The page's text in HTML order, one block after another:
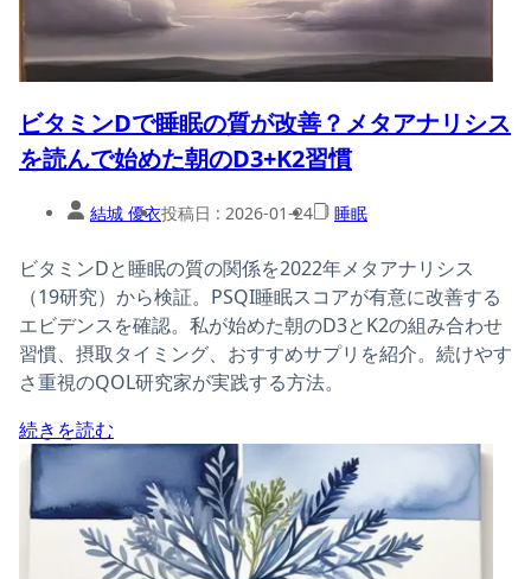
ビタミンDで睡眠の質が改善？メタアナリシス
を読んで始めた朝のD3+K2習慣
結城 優衣投稿日 : 2026-01-24 睡眠
ビタミンDと睡眠の質の関係を2022年メタアナリシス
（19研究）から検証。PSQI睡眠スコアが有意に改善する
エビデンスを確認。私が始めた朝のD3とK2の組み合わせ
習慣、摂取タイミング、おすすめサプリを紹介。続けやす
さ重視のQOL研究家が実践する方法。
続きを読む